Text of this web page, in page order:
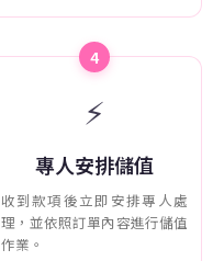
4
⚡
專人安排儲值
收到款項後立即安排專人處
理，並依照訂單內容進行儲值
作業。